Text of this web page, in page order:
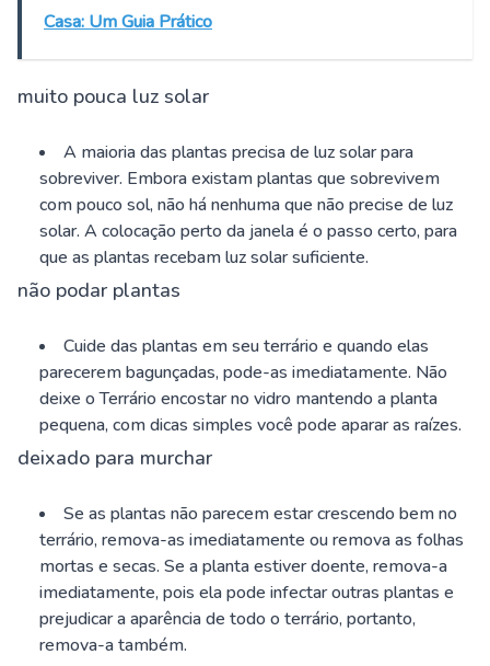
Casa: Um Guia Prático
muito pouca luz solar
A maioria das plantas precisa de luz solar para
sobreviver. Embora existam plantas que sobrevivem
com pouco sol, não há nenhuma que não precise de luz
solar. A colocação perto da janela é o passo certo, para
que as plantas recebam luz solar suficiente.
não podar plantas
Cuide das plantas em seu terrário e quando elas
parecerem bagunçadas, pode-as imediatamente. Não
deixe o Terrário encostar no vidro mantendo a planta
pequena, com dicas simples você pode aparar as raízes.
deixado para murchar
Se as plantas não parecem estar crescendo bem no
terrário, remova-as imediatamente ou remova as folhas
mortas e secas. Se a planta estiver doente, remova-a
imediatamente, pois ela pode infectar outras plantas e
prejudicar a aparência de todo o terrário, portanto,
remova-a também.